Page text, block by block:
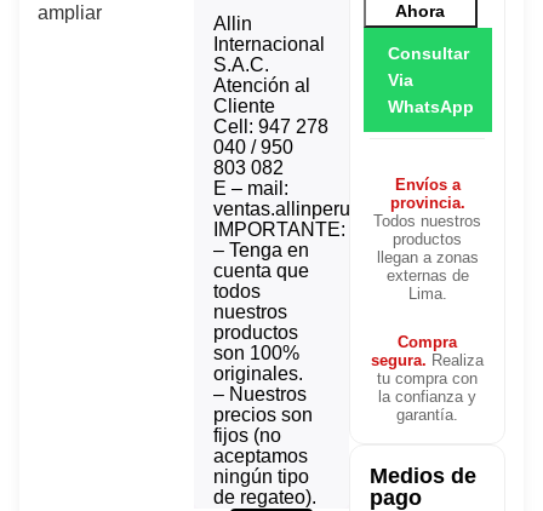
ampliar
Allin
Internacional
S.A.C.
Atención al
Cliente
Cell: 947 278
040 / 950
803 082
E – mail:
ventas.allinperu@gmail.com
IMPORTANTE:
– Tenga en
cuenta que
todos
nuestros
productos
son 100%
originales.
– Nuestros
precios son
fijos (no
aceptamos
ningún tipo
de regateo).
Ahora
Consultar
Via
WhatsApp
Envíos a
provincia.
Todos nuestros
productos
llegan a zonas
externas de
Lima.
Compra
segura. Realiza
tu compra con
la confianza y
garantía.
Medios de
pago